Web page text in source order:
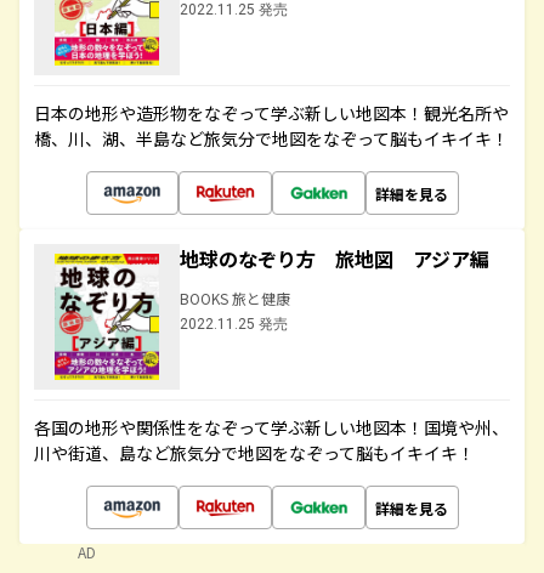
2022.11.25 発売
日本の地形や造形物をなぞって学ぶ新しい地図本！観光名所や
橋、川、湖、半島など旅気分で地図をなぞって脳もイキイキ！
詳細を見る
地球のなぞり方 旅地図 アジア編
BOOKS 旅と健康
2022.11.25 発売
各国の地形や関係性をなぞって学ぶ新しい地図本！国境や州、
川や街道、島など旅気分で地図をなぞって脳もイキイキ！
詳細を見る
AD